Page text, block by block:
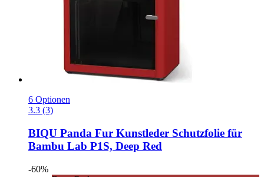
6 Optionen
3.3 (3)
BIQU Panda Fur Kunstleder Schutzfolie für
Bambu Lab P1S, Deep Red
-60%